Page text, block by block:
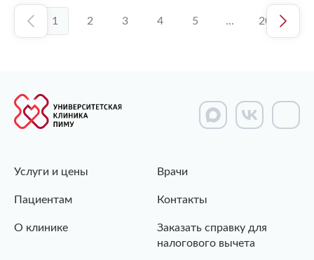
1 2 3 4 5 ... 20
Услуги и цены Врачи
Пациентам Контакты
О клинике
Заказать справку для
налогового вычета